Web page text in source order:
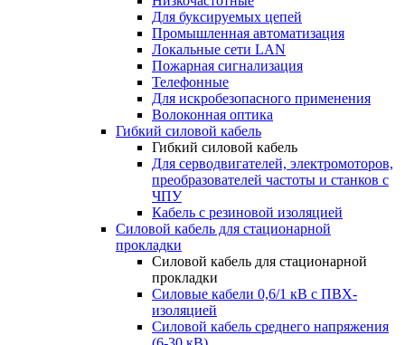
Для буксируемых цепей
Промышленная автоматизация
Локальные сети LAN
Пожарная сигнализация
Телефонные
Для искробезопасного применения
Волоконная оптика
Гибкий силовой кабель
Гибкий силовой кабель
Для серводвигателей, электромоторов,
преобразователей частоты и станков с
ЧПУ
Кабель с резиновой изоляцией
Силовой кабель для стационарной
прокладки
Силовой кабель для стационарной
прокладки
Силовые кабели 0,6/1 кВ с ПВХ-
изоляцией
Силовой кабель среднего напряжения